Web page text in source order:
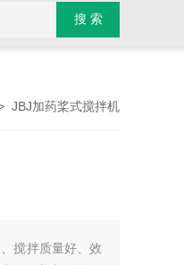
JBJ加药桨式搅拌机
搅拌质量好、效